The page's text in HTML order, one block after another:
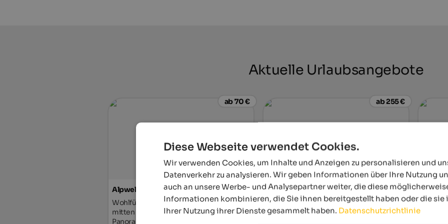
Aktuelle Urlaubsangebote
ab 70 €
Alpwellhotel Burggräfler
Wohlfühlen im familiären Ambiente -
mitten im Grünen, mit Naturbadeteich &
Panoramasauna, Frühstück auf der
ab 255 €
Quellenhof Luxury Resort Passeier
Das 5-Sterne Sport- und Wellnessresort in
Südtirol mit 10.500 m² Wellness & Spa, 23
Hotel
In
Diese Webseite verwendet Cookies.
Wir verwenden Cookies, um Inhalte und Anzeigen zu personalisieren und
Datenverkehr zu analysieren. Wir geben Informationen über Ihre Nutzung
auch an unsere Werbe- und Analysepartner weiter, die diese
Informationen kombinieren, die Sie ihnen bereitgestellt haben oder die sie
Ihrer Nutzung ihrer Dienste gesammelt haben. Datenschutzrichtlinie